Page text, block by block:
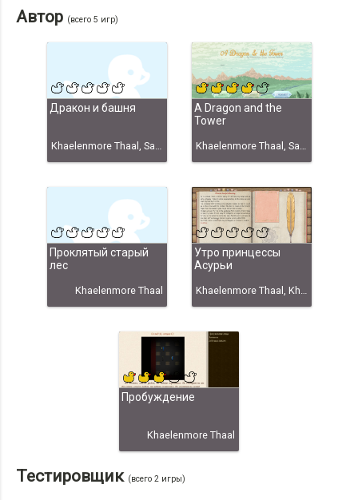
Автор (всего 5 игр)
Дракон и башня
Khaelenmore Thaal, Sabra Naikomy
A Dragon and the
Tower
Khaelenmore Thaal, Sabra Naikomy, Khaelenmore Thaal & Sabra Naikomy
Проклятый старый
лес
Khaelenmore Thaal
Утро принцессы
Асурьи
Khaelenmore Thaal, Khaelenmore Thaal & Sabra Naikomy
Пробуждение
Khaelenmore Thaal
Тестировщик (всего 2 игры)